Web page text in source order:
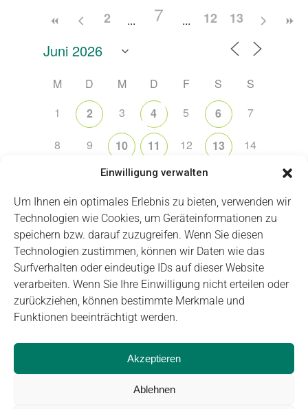
Einwilligung verwalten
Um Ihnen ein optimales Erlebnis zu bieten, verwenden wir
Technologien wie Cookies, um Geräteinformationen zu
speichern bzw. darauf zuzugreifen. Wenn Sie diesen
Technologien zustimmen, können wir Daten wie das
Surfverhalten oder eindeutige IDs auf dieser Website
verarbeiten. Wenn Sie Ihre Einwilligung nicht erteilen oder
zurückziehen, können bestimmte Merkmale und
Funktionen beeinträchtigt werden.
Akzeptieren
Ablehnen
2 7 12 13
M D M D F S
S
1
2 3 4 5 6 7
8 9 10 11 12 13 14
17 18 19
22 23 24 25 26 27 28
29 30 1 2 3 4 5